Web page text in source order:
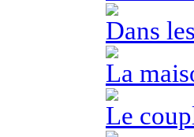
Dans
La
Le